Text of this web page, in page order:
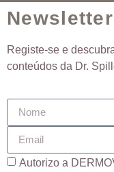
Newsletter
Registe-se e
conteúdos da Dr.
Autorizo ​​a